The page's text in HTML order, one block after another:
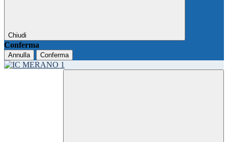
Chiudi
Conferma
Annulla Conferma